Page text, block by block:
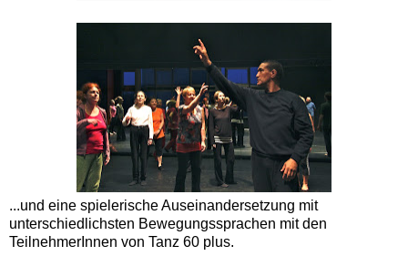
...und eine spielerische Auseinandersetzung mit
unterschiedlichsten Bewegungssprachen mit den
TeilnehmerInnen von Tanz 60 plus.